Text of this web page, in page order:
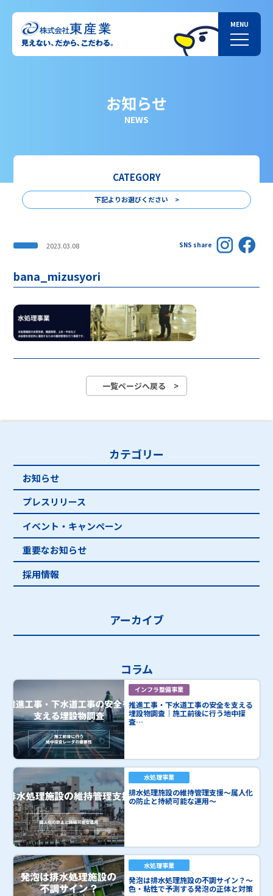
お知らせ
NEWS
CATEGORY
下記よりお選びください >
2023.03.08 SNS share
bana_mizusyori
一覧ページへ戻る >
カテゴリー
お知らせ
プレスリリース
イベント・キャンペーン
重要なお知らせ
採用情報
アーカイブ
コラム
インフラ整備事業
推進工事・下水道工事の安全を支える
埋設物調査｜施工前後に行う地中探
査…
水処理事業
排水処理施設の維持管理支援～属人化
の防止と持続可能な運用～
水処理事業
発泡は排水処理施設の不調サイン？～
色・粘性で予測する発泡の正体と対策